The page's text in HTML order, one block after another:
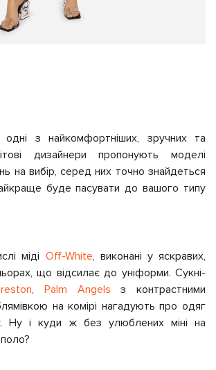
одні з найкомфортніших, зручних та
дизайнери пропонують моделі
на вибір, серед них точно знайдеться
буде пасувати до вашого типу
міді Off-White, виконані у яскравих,
що відсилає до уніформи. Сукні-
,Palm Angels з контрастними
на комірі нагадують про одяг
Ну і куди ж без улюблених міні на